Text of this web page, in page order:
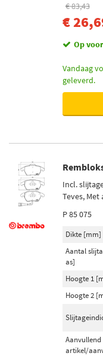
€ 83,43
€
Op
Vandaag
geleverd.
Incl.
Teves,
P 85 075
Dikte [mm]
Aantal
as]
Hoogte 1
Hoogte 2
Aanvullend
artikel/